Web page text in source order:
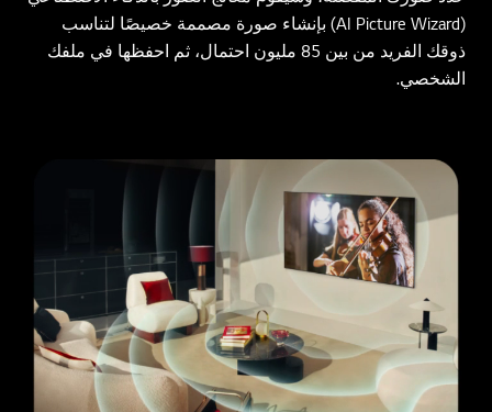
(AI Picture Wizard) بإنشاء صورة مصممة خصيصًا لتناسب
ذوقك الفريد من بين 85 مليون احتمال، ثم احفظها في ملفك
الشخصي.